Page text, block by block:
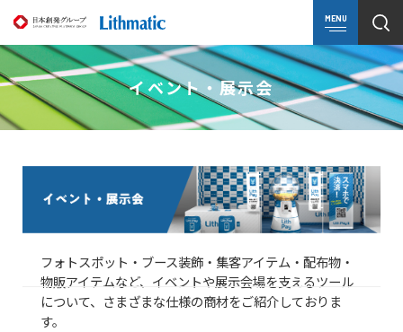
MENU
イベント・展示会
フォトスポット・ブース装飾・集客アイテム・配布物・
物販アイテムなど、イベントや展示会場を支えるツール
について、さまざまな仕様の商材をご紹介しておりま
す。